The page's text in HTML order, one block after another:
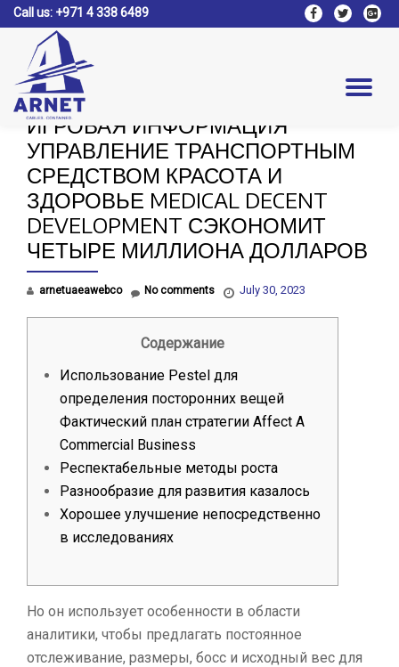
content
Call us: +971 4 338 6489
fa-
facebook
fa-
twitter
fa-
ИГРОВАЯ ИНФОРМАЦИЯ
УПРАВЛЕНИЕ ТРАНСПОРТНЫМ
СРЕДСТВОМ КРАСОТА И
ЗДОРОВЬЕ MEDICAL DECENT
DEVELOPMENT СЭКОНОМИТ
ЧЕТЫРЕ МИЛЛИОНА ДОЛЛАРОВ
arnetuaeawebco July 30, 2023
No comments
Содержание
Использование Pestel для
определения посторонних вещей
Фактический план стратегии Affect A
Commercial Business
Респектабельные методы роста
Разнообразие для развития казалось
Хорошее улучшение непосредственно
в исследованиях
Но он использует особенности в области
аналитики, чтобы предлагать постоянное
отслеживание, размеры, босс и исходный вес для